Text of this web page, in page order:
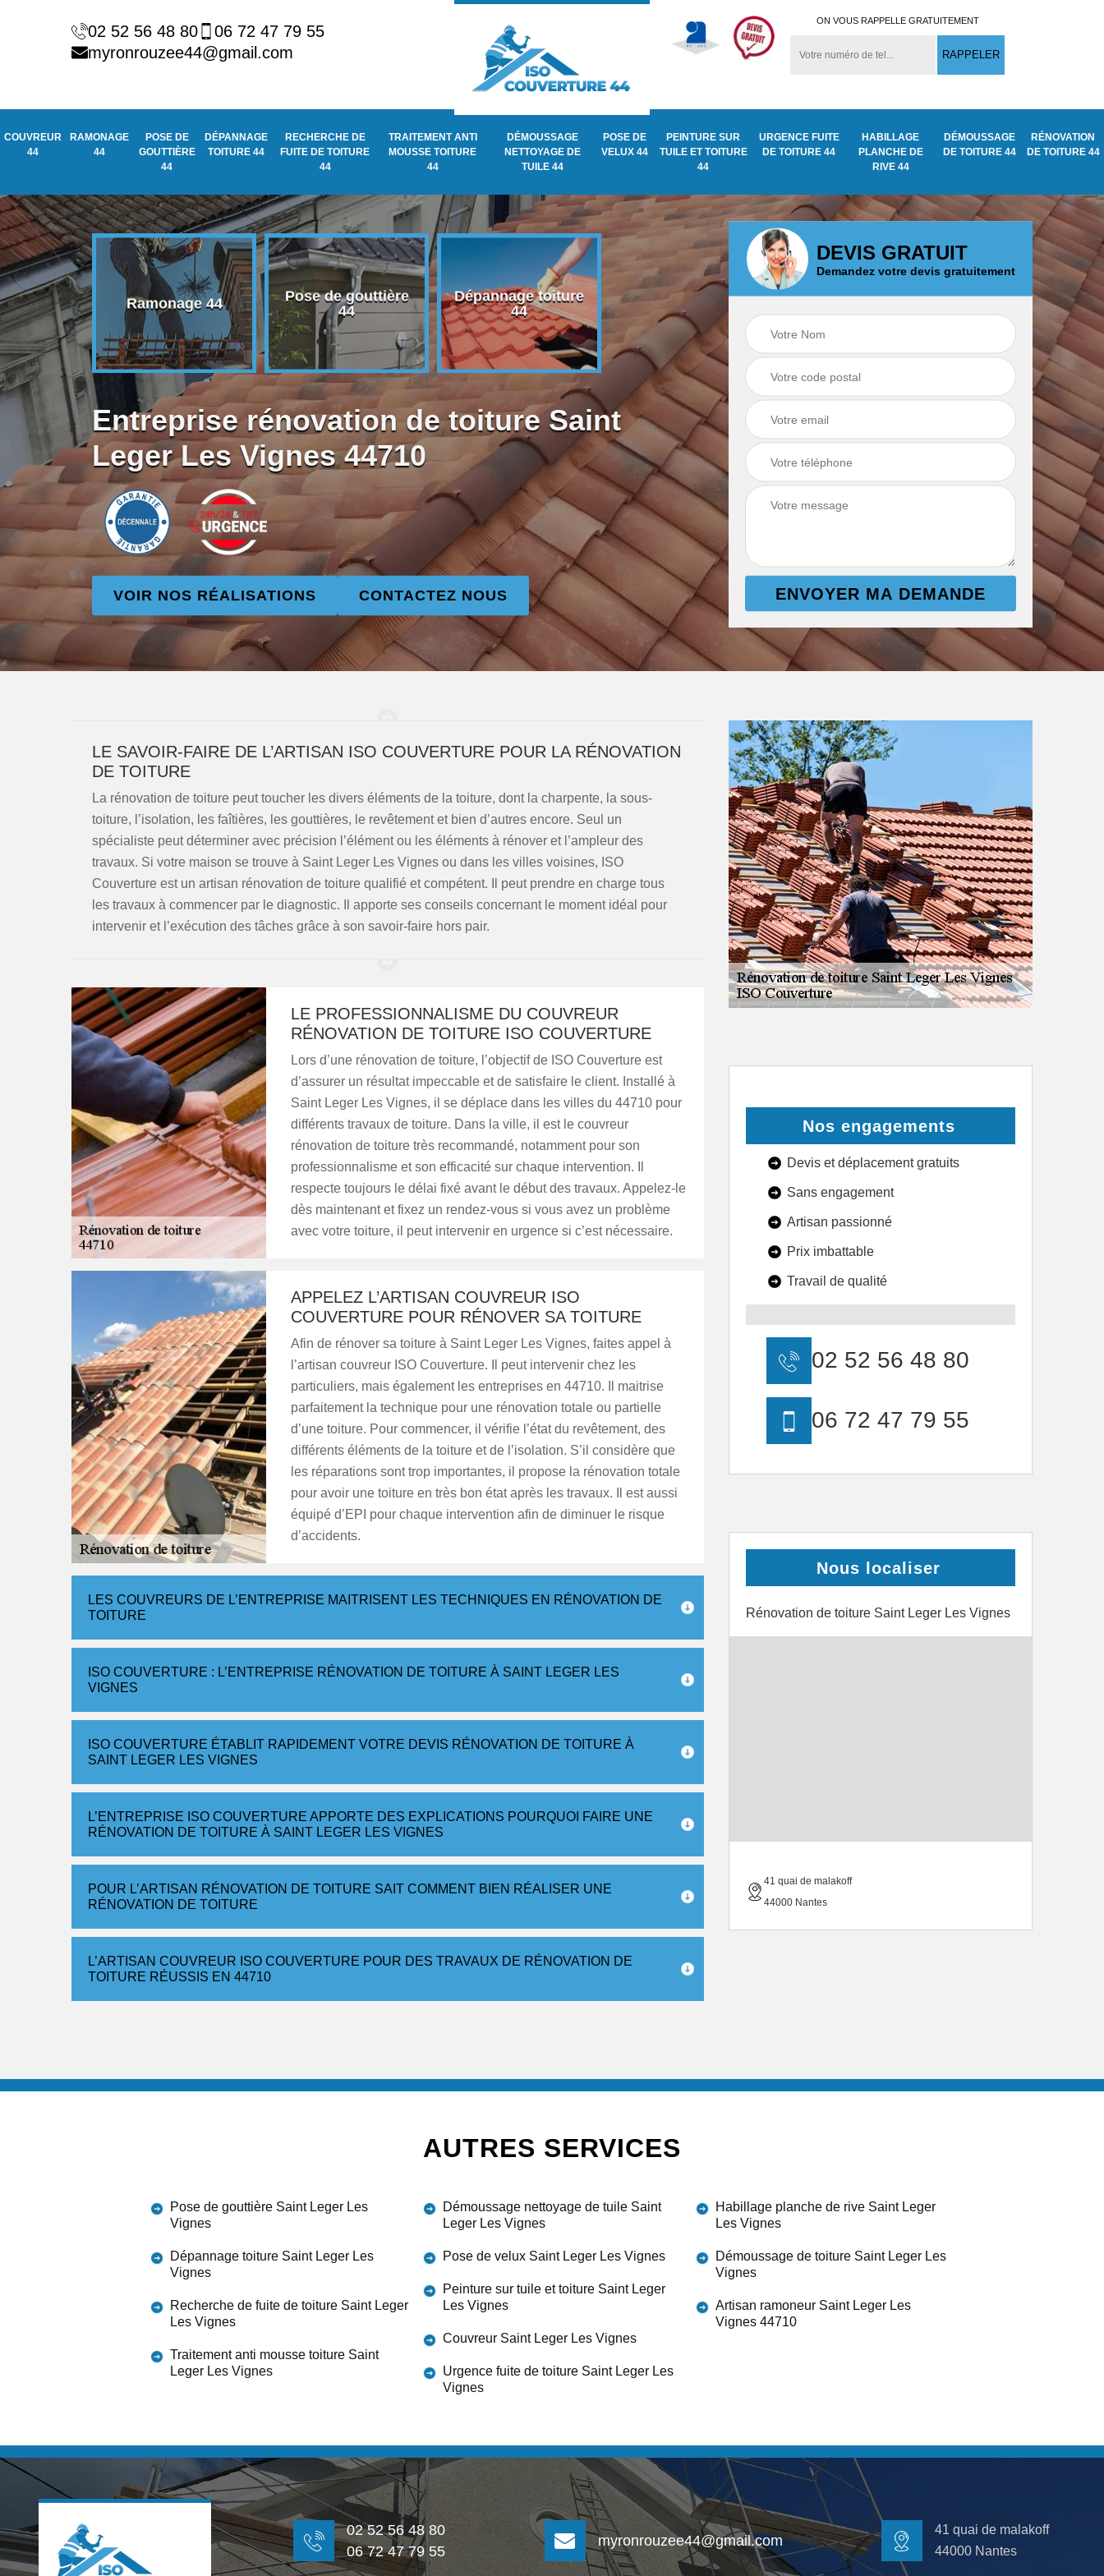
02 52 56 48 80
06 72 47 79 55
myronrouzee44@gmail.com
ON VOUS RAPPELLE GRATUITEMENT
COUVREUR
44
RAMONAGE
44
POSE DE
GOUTTIÈRE
44
DÉPANNAGE
TOITURE 44
RECHERCHE DE
FUITE DE TOITURE
44
TRAITEMENT ANTI
MOUSSE TOITURE
44
DÉMOUSSAGE
NETTOYAGE DE
TUILE 44
POSE DE
VELUX 44
PEINTURE SUR
TUILE ET TOITURE
44
URGENCE FUITE
DE TOITURE 44
HABILLAGE
PLANCHE DE
RIVE 44
DÉMOUSSAGE
DE TOITURE 44
RÉNOVATION
DE TOITURE 44
44 Ramonage 44
Pose de gouttière
44
Dépannage toiture
44
Recherche de fuite
de toiture 44
Traitement anti
Démoussage
nettoyage de tuile
44
Entreprise rénovation de toiture Saint
Leger Les Vignes 44710
VOIR NOS RÉALISATIONS CONTACTEZ NOUS
DEVIS GRATUIT
Demandez votre devis gratuitement
LE SAVOIR-FAIRE DE L’ARTISAN ISO COUVERTURE POUR LA RÉNOVATION
DE TOITURE
La rénovation de toiture peut toucher les divers éléments de la toiture, dont la charpente, la sous-
toiture, l’isolation, les faîtières, les gouttières, le revêtement et bien d’autres encore. Seul un
spécialiste peut déterminer avec précision l’élément ou les éléments à rénover et l’ampleur des
travaux. Si votre maison se trouve à Saint Leger Les Vignes ou dans les villes voisines, ISO
Couverture est un artisan rénovation de toiture qualifié et compétent. Il peut prendre en charge tous
les travaux à commencer par le diagnostic. Il apporte ses conseils concernant le moment idéal pour
intervenir et l’exécution des tâches grâce à son savoir-faire hors pair.
LE PROFESSIONNALISME DU COUVREUR
RÉNOVATION DE TOITURE ISO COUVERTURE
Lors d’une rénovation de toiture, l’objectif de ISO Couverture est
d’assurer un résultat impeccable et de satisfaire le client. Installé à
Saint Leger Les Vignes, il se déplace dans les villes du 44710 pour
différents travaux de toiture. Dans la ville, il est le couvreur
rénovation de toiture très recommandé, notamment pour son
professionnalisme et son efficacité sur chaque intervention. Il
respecte toujours le délai fixé avant le début des travaux. Appelez-le
dès maintenant et fixez un rendez-vous si vous avez un problème
avec votre toiture, il peut intervenir en urgence si c’est nécessaire.
APPELEZ L’ARTISAN COUVREUR ISO
COUVERTURE POUR RÉNOVER SA TOITURE
Afin de rénover sa toiture à Saint Leger Les Vignes, faites appel à
l’artisan couvreur ISO Couverture. Il peut intervenir chez les
particuliers, mais également les entreprises en 44710. Il maitrise
parfaitement la technique pour une rénovation totale ou partielle
d’une toiture. Pour commencer, il vérifie l’état du revêtement, des
différents éléments de la toiture et de l’isolation. S’il considère que
les réparations sont trop importantes, il propose la rénovation totale
pour avoir une toiture en très bon état après les travaux. Il est aussi
équipé d’EPI pour chaque intervention afin de diminuer le risque
d’accidents.
LES COUVREURS DE L’ENTREPRISE MAITRISENT LES TECHNIQUES EN RÉNOVATION DE
TOITURE
ISO COUVERTURE : L’ENTREPRISE RÉNOVATION DE TOITURE À SAINT LEGER LES
VIGNES
ISO COUVERTURE ÉTABLIT RAPIDEMENT VOTRE DEVIS RÉNOVATION DE TOITURE À
SAINT LEGER LES VIGNES
L’ENTREPRISE ISO COUVERTURE APPORTE DES EXPLICATIONS POURQUOI FAIRE UNE
RÉNOVATION DE TOITURE À SAINT LEGER LES VIGNES
POUR L’ARTISAN RÉNOVATION DE TOITURE SAIT COMMENT BIEN RÉALISER UNE
RÉNOVATION DE TOITURE
L’ARTISAN COUVREUR ISO COUVERTURE POUR DES TRAVAUX DE RÉNOVATION DE
TOITURE RÉUSSIS EN 44710
Nos engagements
Devis et déplacement gratuits
Sans engagement
Artisan passionné
Prix imbattable
Travail de qualité
02 52 56 48 80
06 72 47 79 55
Nous localiser
Rénovation de toiture Saint Leger Les Vignes
41 quai de malakoff
44000 Nantes
AUTRES SERVICES
Pose de gouttière Saint Leger Les
Vignes
Dépannage toiture Saint Leger Les
Vignes
Recherche de fuite de toiture Saint Leger
Les Vignes
Traitement anti mousse toiture Saint
Leger Les Vignes
Démoussage nettoyage de tuile Saint
Leger Les Vignes
Pose de velux Saint Leger Les Vignes
Peinture sur tuile et toiture Saint Leger
Les Vignes
Couvreur Saint Leger Les Vignes
Urgence fuite de toiture Saint Leger Les
Vignes
Habillage planche de rive Saint Leger
Les Vignes
Démoussage de toiture Saint Leger Les
Vignes
Artisan ramoneur Saint Leger Les
Vignes 44710
02 52 56 48 80
06 72 47 79 55
myronrouzee44@gmail.com
41 quai de malakoff
44000 Nantes